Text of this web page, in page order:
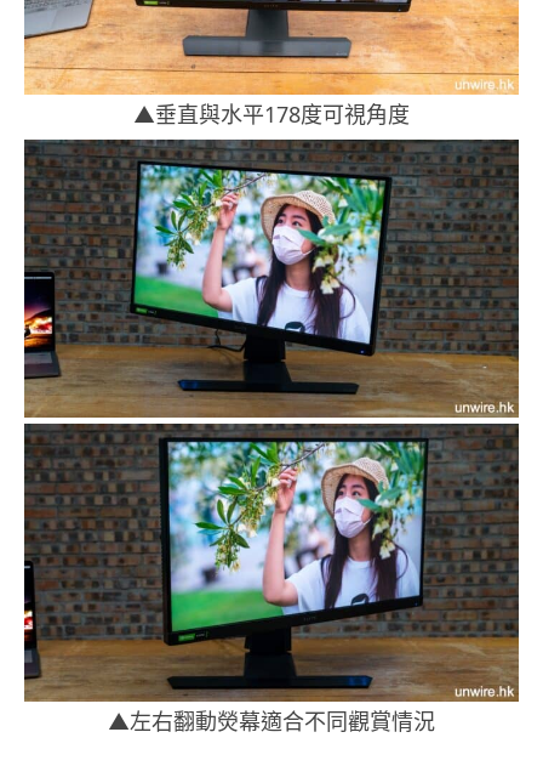
▲垂直與水平178度可視角度
▲左右翻動熒幕適合不同觀賞情況